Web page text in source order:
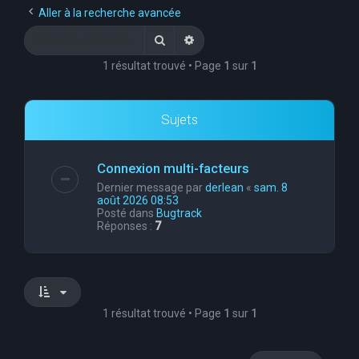
Aller à la recherche avancée
RechercherRecherche avancée
1 résultat trouvé • Page 1 sur 1
Sujets
Connexion multi-facteurs
Dernier message parderlean « sam. 8
août 2026 08:53
Posté dans Bugtrack
Réponses : 7
1 résultat trouvé • Page 1 sur 1